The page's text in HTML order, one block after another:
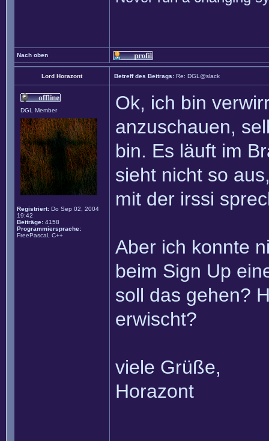
Nach oben
Lord Horazont Betreff des Beitrags: Re: DGL@slack
DGL Member
Registriert: Do Sep 02, 2004
19:42
Beiträge: 4158
Programmiersprache:
FreePascal, C++
Ok, ich bin
anzuschauen,
bin. Es läuft im
sieht nicht so
mit der irssi
Aber ich konnte
beim Sign Up
soll das gehen?
erwischt?
viele Grüße,
Horazont